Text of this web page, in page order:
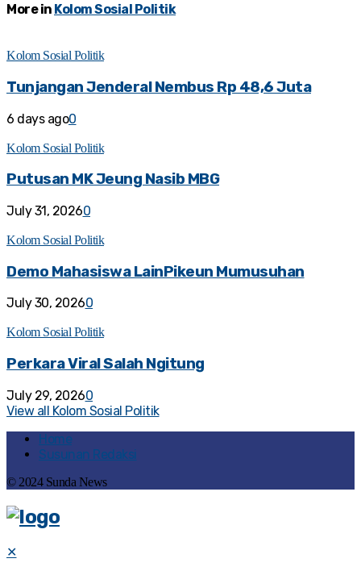
More in Kolom Sosial Politik
Kolom Sosial Politik
Tunjangan Jenderal Nembus Rp 48,6 Juta
6 days ago0
Kolom Sosial Politik
Putusan MK Jeung Nasib MBG
July 31, 20260
Kolom Sosial Politik
Demo Mahasiswa LainPikeun Mumusuhan
July 30, 20260
Kolom Sosial Politik
Perkara Viral Salah Ngitung
July 29, 20260
View all Kolom Sosial Politik
Home
Susunan Redaksi
© 2024 Sunda News
✕